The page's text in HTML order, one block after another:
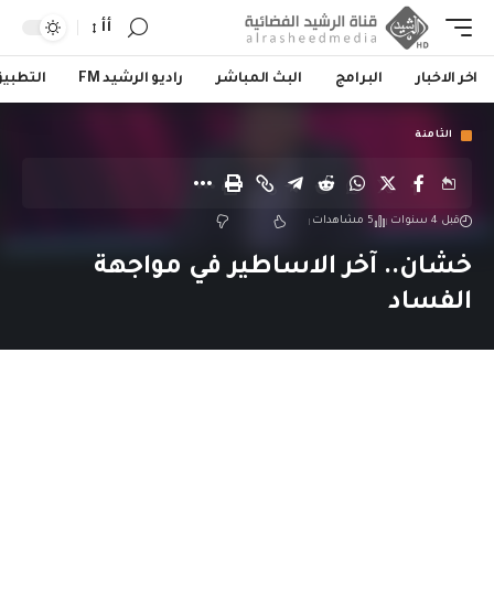
أأ
اخر الاخبار البرامج البث المباشر راديو الرشيد FM
الثامنة
قبل 4 سنوات 5 مشاهدات
خشان.. آخر الاساطير في مواجهة
الفساد